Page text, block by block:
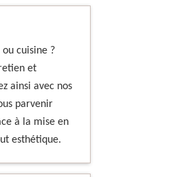
cuisine ?
et
ainsi avec nos
parvenir
à la mise en
esthétique.